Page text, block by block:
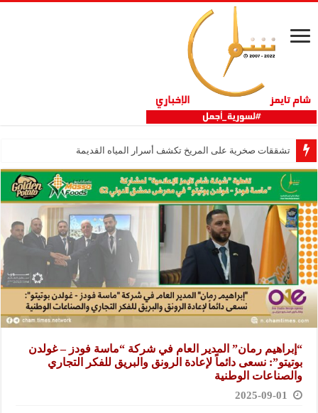
تشققات صخرية على المريخ تكشف أسرار المياه القديمة
“إبراهيم رمان” المدير العام في شركة “ماسة فودز – غولدن
بوتيتو”: نسعى دائماً لإعادة الرونق والبريق للفكر التجاري
والصناعات الوطنية
2025-09-01